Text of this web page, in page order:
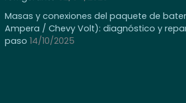
Masas y conexiones del paquete de
Ampera / Chevy Volt): diagnóstico y
paso 14/10/2025